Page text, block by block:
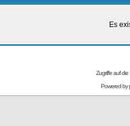
Es
Zugriffe auf
Powered by